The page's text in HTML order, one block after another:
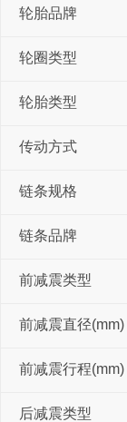
轮胎品牌
轮圈类型
轮胎类型
传动方式
链条规格
链条品牌
前减震类型
前减震直径(mm)
前减震行程(mm)
后减震类型